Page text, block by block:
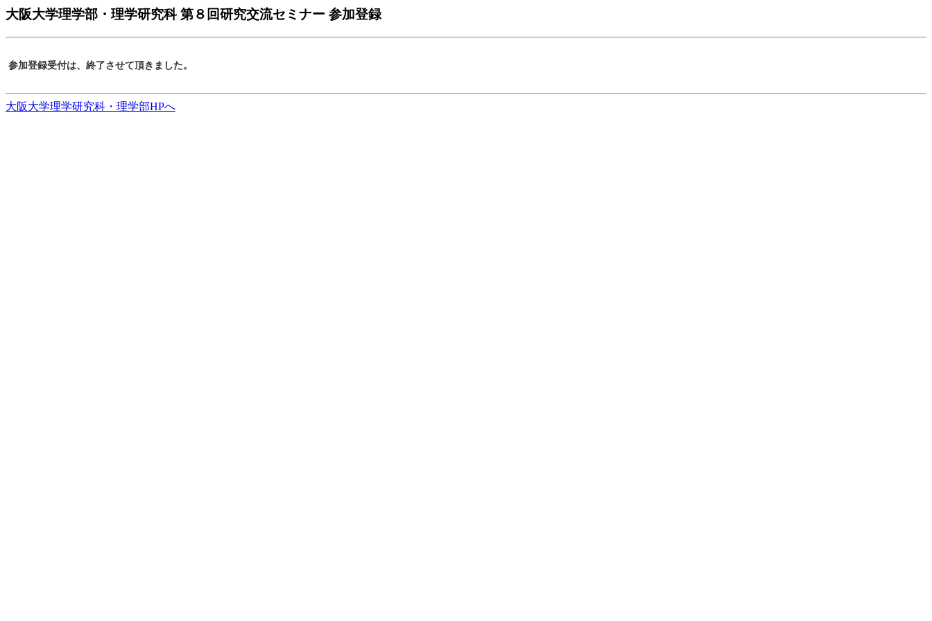
大阪大学理学部・理学研究科 第８回研究交流セミナー 参加登録
参加登録受付は、終了させて頂きました。
大阪大学理学研究科・理学部HPへ